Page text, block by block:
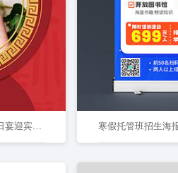
寒假托管班招生海